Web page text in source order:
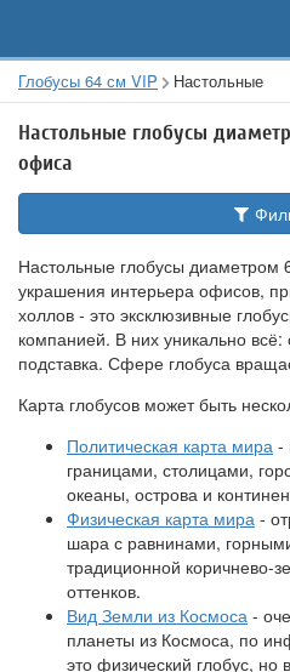
Глобусы 64 см VIP Настольные
Настольные глобусы
офиса
Настольные глобусы диаметром
украшения интерьера офисов,
холлов - это эксклюзивные
компанией. В них уникально
подставка. Сфере глобуса
Карта глобусов может быть
Политическая карта мира -
границами, столицами,
океаны, острова и
Физическая карта мира -
шара с равнинами,
традиционной коричнево-
оттенков.
Вид Земли из Космоса -
планеты из Космоса, по
это физический глобус, но